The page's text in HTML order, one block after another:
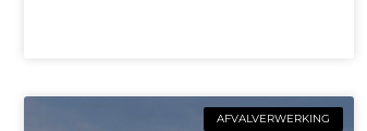
AFVALVERWERKING